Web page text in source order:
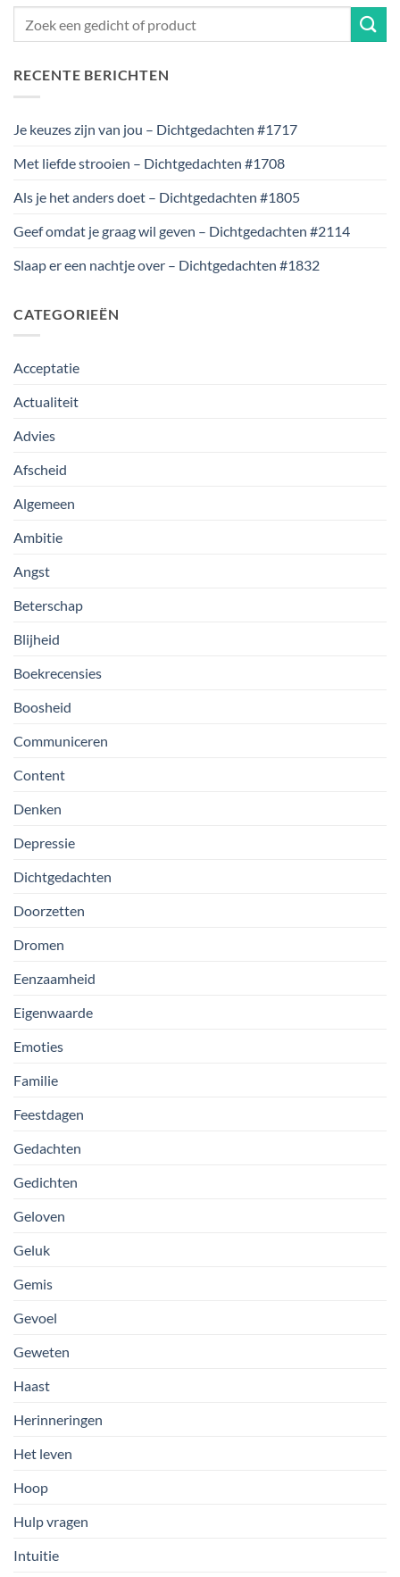
RECENTE BERICHTEN
Je keuzes zijn van jou – Dichtgedachten #1717
Met liefde strooien – Dichtgedachten #1708
Als je het anders doet – Dichtgedachten #1805
Geef omdat je graag wil geven – Dichtgedachten #2114
Slaap er een nachtje over – Dichtgedachten #1832
CATEGORIEËN
Acceptatie
Actualiteit
Advies
Afscheid
Algemeen
Ambitie
Angst
Beterschap
Blijheid
Boekrecensies
Boosheid
Communiceren
Content
Denken
Depressie
Dichtgedachten
Doorzetten
Dromen
Eenzaamheid
Eigenwaarde
Emoties
Familie
Feestdagen
Gedachten
Gedichten
Geloven
Geluk
Gemis
Gevoel
Geweten
Haast
Herinneringen
Het leven
Hoop
Hulp vragen
Intuitie